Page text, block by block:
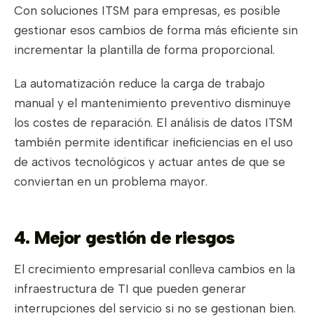
Con soluciones ITSM para empresas, es posible
gestionar esos cambios de forma más eficiente sin
incrementar la plantilla de forma proporcional.
La automatización reduce la carga de trabajo
manual y el mantenimiento preventivo disminuye
los costes de reparación. El análisis de datos ITSM
también permite identificar ineficiencias en el uso
de activos tecnológicos y actuar antes de que se
conviertan en un problema mayor.
4. Mejor gestión de riesgos
El crecimiento empresarial conlleva cambios en la
infraestructura de TI que pueden generar
interrupciones del servicio si no se gestionan bien.